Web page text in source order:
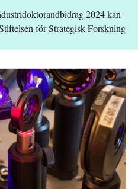
2024 kan
för Strategisk Forskning